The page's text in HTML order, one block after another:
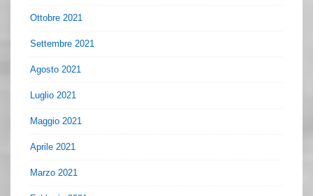
Ottobre 2021
Settembre 2021
Agosto 2021
Luglio 2021
Maggio 2021
Aprile 2021
Marzo 2021